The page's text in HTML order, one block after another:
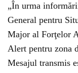
„În urma
General pentru
Major al Forţelor
Alert pentru zona
Mesajul transmis